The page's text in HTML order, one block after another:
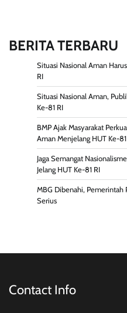
BERITA TERBARU
Situasi Nasional Aman
RI
Situasi Nasional Aman,
Ke-81 RI
BMP Ajak Masyarakat
Aman Menjelang HUT Ke-
Jaga Semangat
Jelang HUT Ke-81 RI
MBG Dibenahi, Pemerintah
Serius
Contact Info